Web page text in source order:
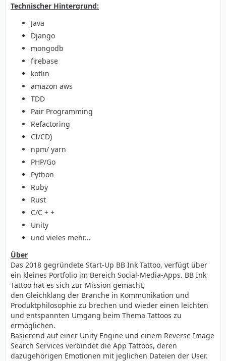
Technischer Hintergrund:
Java
Django
mongodb
firebase
kotlin
amazon aws
TDD
Pair Programming
Refactoring
CI/CD)
npm/ yarn
PHP/Go
Python
Ruby
Rust
C/C + +
Unity
und vieles mehr...
Über
Das 2018 gegründete Start-Up BB Ink Tattoo, verfügt über
ein kleines Portfolio im Bereich Social-Media-Apps. BB Ink
Tattoo hat es sich zur Mission gemacht,
den Gleichklang der Branche in Kommunikation und
Produktphilosophie zu brechen und wieder einen leichten
und entspannten Umgang beim Thema Tattoos zu
ermöglichen.
Basierend auf einer Unity Engine und einem Reverse Image
Search Services verbindet die App Tattoos, deren
dazugehörigen Emotionen mit jeglichen Dateien der User.